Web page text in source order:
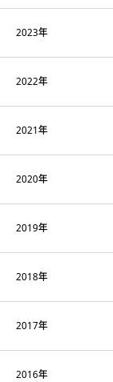
2023年
2022年
2021年
2020年
2019年
2018年
2017年
2016年